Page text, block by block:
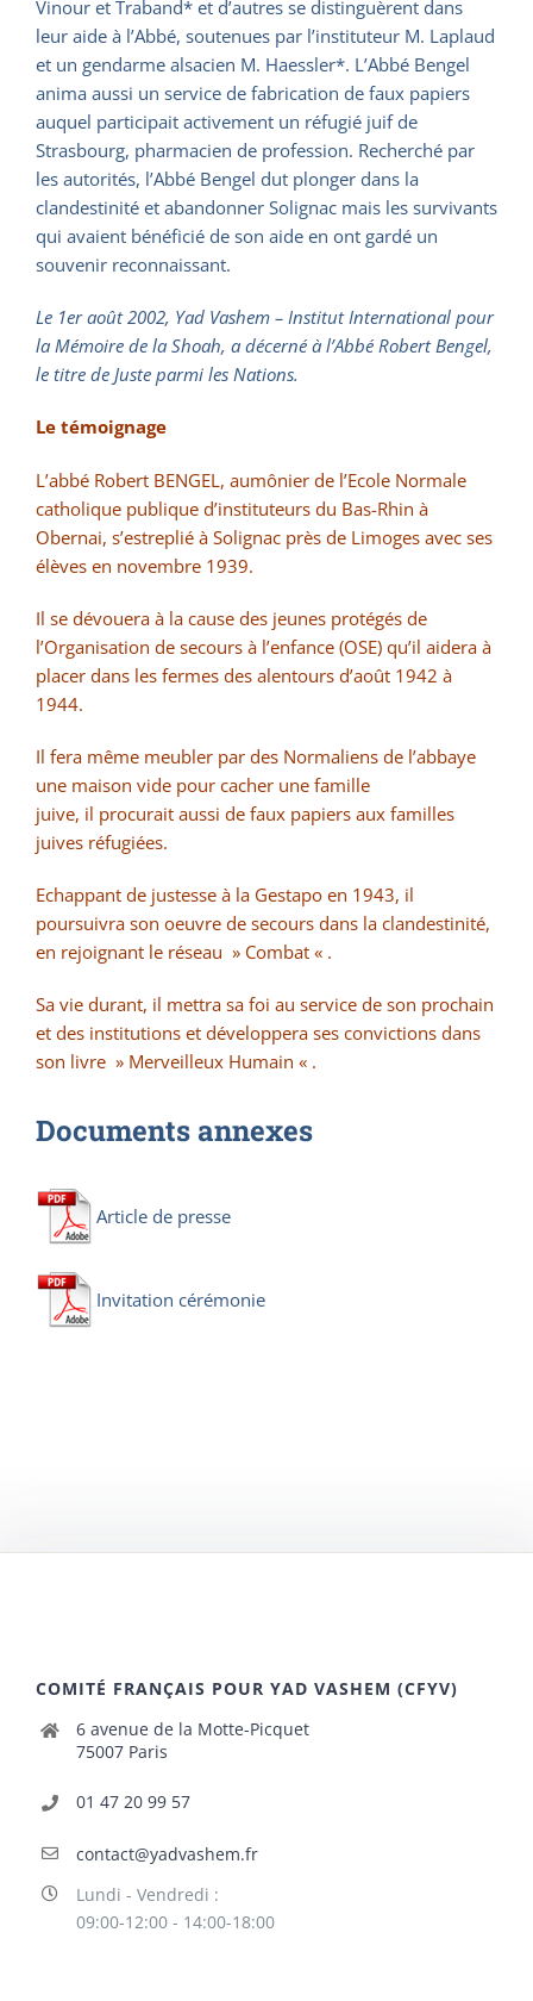
Vinour et Traband* et d’autres se distinguèrent dans
leur aide à l’Abbé, soutenues par l’instituteur M. Laplaud
et un gendarme alsacien M. Haessler*. L’Abbé Bengel
anima aussi un service de fabrication de faux papiers
auquel participait activement un réfugié juif de
Strasbourg, pharmacien de profession. Recherché par
les autorités, l’Abbé Bengel dut plonger dans la
clandestinité et abandonner Solignac mais les survivants
qui avaient bénéficié de son aide en ont gardé un
souvenir reconnaissant.
Le 1er août 2002, Yad Vashem – Institut International pour
la Mémoire de la Shoah, a décerné à l’Abbé Robert Bengel,
le titre de Juste parmi les Nations.
Le témoignage
L’abbé Robert BENGEL, aumônier de l’Ecole Normale
catholique publique d’instituteurs du Bas-Rhin à
Obernai, s’estreplié à Solignac près de Limoges avec ses
élèves en novembre 1939.
Il se dévouera à la cause des jeunes protégés de
l’Organisation de secours à l’enfance (OSE) qu’il aidera à
placer dans les fermes des alentours d’août 1942 à
1944.
Il fera même meubler par des Normaliens de l’abbaye
une maison vide pour cacher une famille
juive, il procurait aussi de faux papiers aux familles
juives réfugiées.
Echappant de justesse à la Gestapo en 1943, il
poursuivra son oeuvre de secours dans la clandestinité,
en rejoignant le réseau » Combat « .
Sa vie durant, il mettra sa foi au service de son prochain
et des institutions et développera ses convictions dans
son livre » Merveilleux Humain « .
Documents annexes
Article de presse
Invitation cérémonie
COMITÉ FRANÇAIS POUR YAD VASHEM (CFYV)
6 avenue de la Motte-Picquet
75007 Paris
01 47 20 99 57
contact@yadvashem.fr
Lundi - Vendredi :
09:00-12:00 - 14:00-18:00